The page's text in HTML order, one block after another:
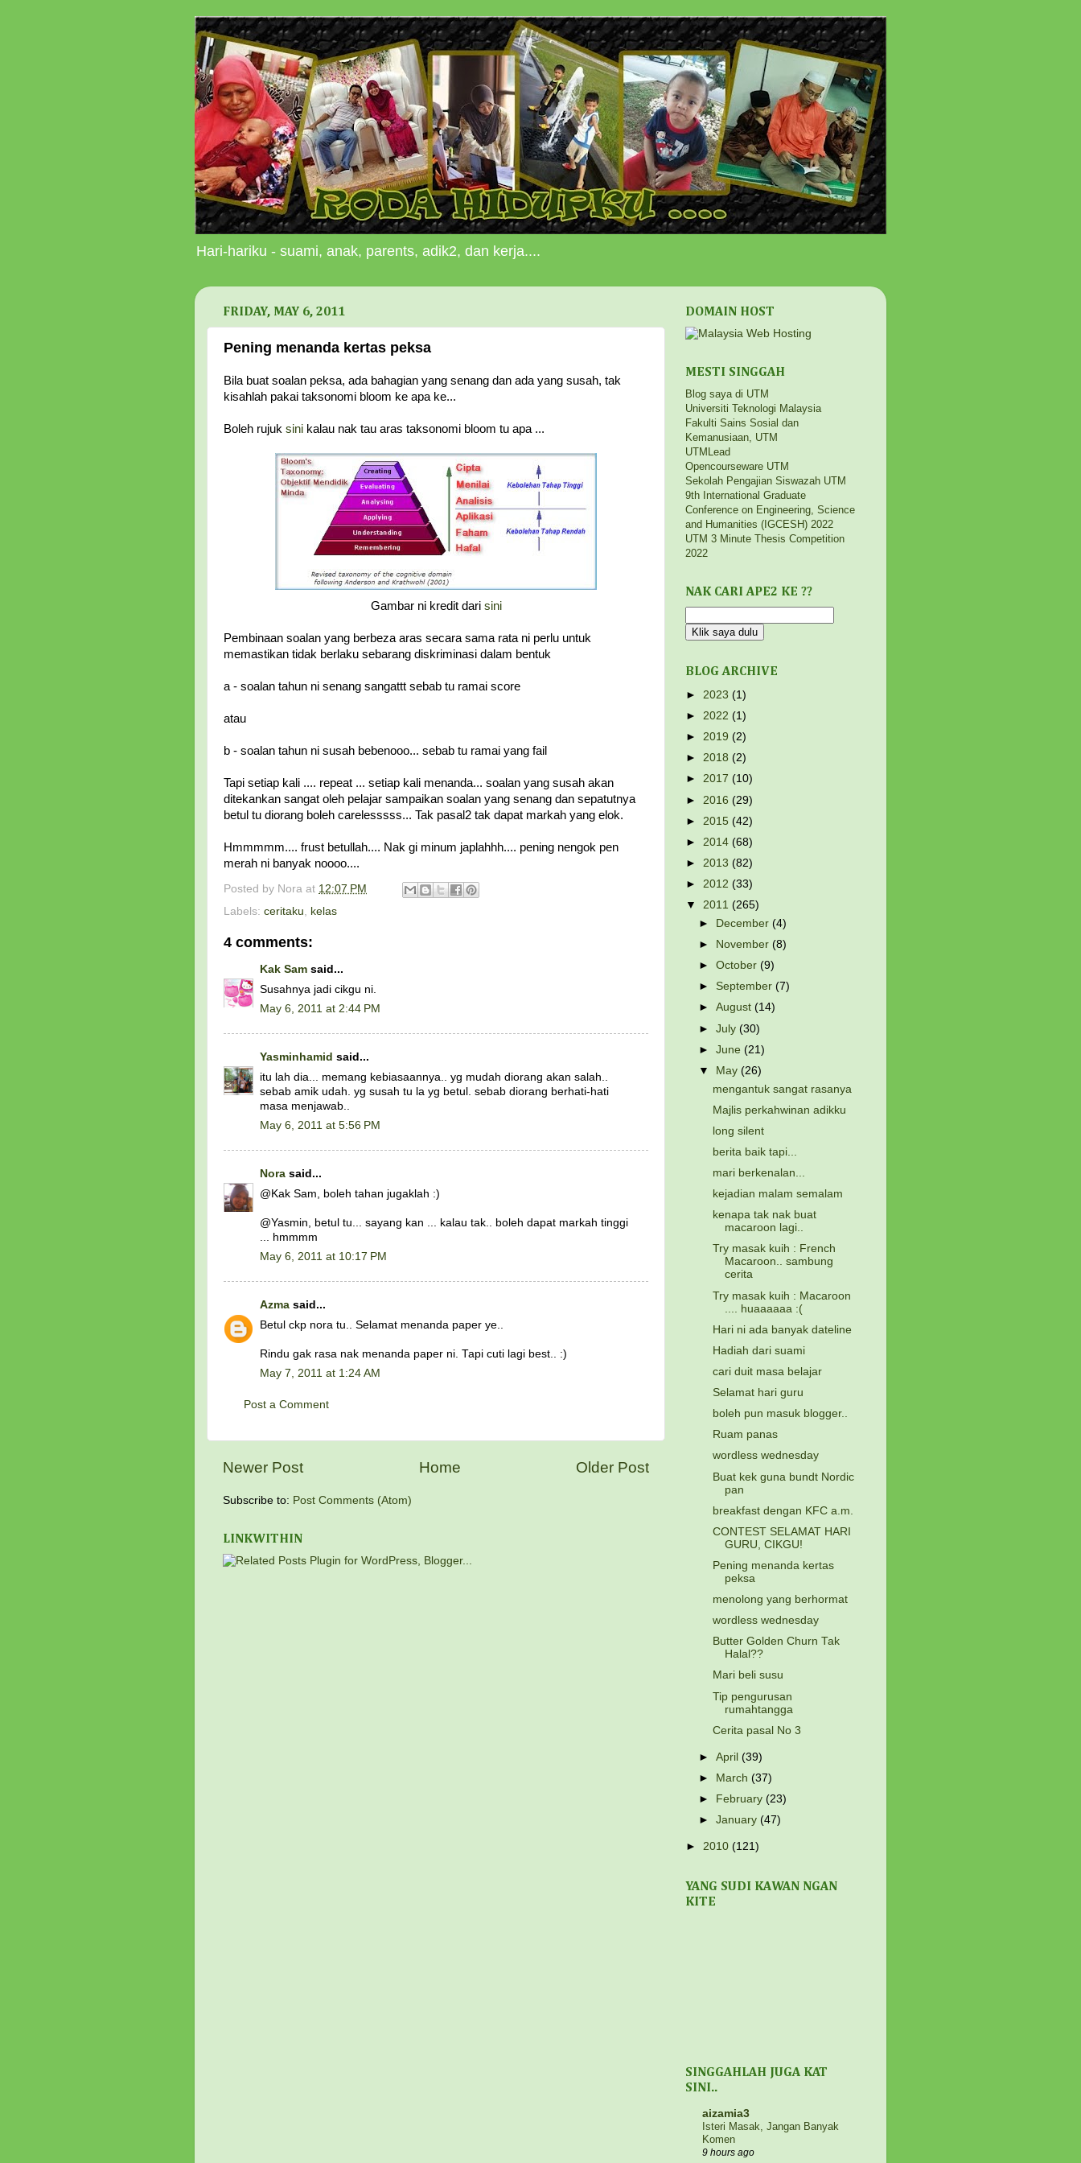
Hari-hariku - suami, anak, parents, adik2, dan kerja....
FRIDAY, MAY 6, 2011
Pening menanda kertas peksa
Bila buat soalan peksa, ada bahagian yang senang dan ada yang susah, tak
kisahlah pakai taksonomi bloom ke apa ke...
Boleh rujuk sini kalau nak tau aras taksonomi bloom tu apa ...
Gambar ni kredit dari sini
Pembinaan soalan yang berbeza aras secara sama rata ni perlu untuk
memastikan tidak berlaku sebarang diskriminasi dalam bentuk
a - soalan tahun ni senang sangattt sebab tu ramai score
atau
b - soalan tahun ni susah bebenooo... sebab tu ramai yang fail
Tapi setiap kali .... repeat ... setiap kali menanda... soalan yang susah akan
ditekankan sangat oleh pelajar sampaikan soalan yang senang dan sepatutnya
betul tu diorang boleh carelesssss... Tak pasal2 tak dapat markah yang elok.
Hmmmmm.... frust betullah.... Nak gi minum japlahhh.... pening nengok pen
merah ni banyak noooo....
Posted by Nora at 12:07 PM
Labels: ceritaku, kelas
4 comments:
Kak Sam said...
Susahnya jadi cikgu ni.
May 6, 2011 at 2:44 PM
Yasminhamid said...
itu lah dia... memang kebiasaannya.. yg mudah diorang akan salah..
sebab amik udah. yg susah tu la yg betul. sebab diorang berhati-hati
masa menjawab..
May 6, 2011 at 5:56 PM
Nora said...
@Kak Sam, boleh tahan jugaklah :)
@Yasmin, betul tu... sayang kan ... kalau tak.. boleh dapat markah tinggi
... hmmmm
May 6, 2011 at 10:17 PM
Azma said...
Betul ckp nora tu.. Selamat menanda paper ye..
Rindu gak rasa nak menanda paper ni. Tapi cuti lagi best.. :)
May 7, 2011 at 1:24 AM
Post a Comment
Newer Post Older Post
Home
Subscribe to: Post Comments (Atom)
LINKWITHIN
DOMAIN HOST
MESTI SINGGAH
Blog saya di UTM
Universiti Teknologi Malaysia
Fakulti Sains Sosial dan
Kemanusiaan, UTM
UTMLead
Opencourseware UTM
Sekolah Pengajian Siswazah UTM
9th International Graduate
Conference on Engineering, Science
and Humanities (IGCESH) 2022
UTM 3 Minute Thesis Competition
2022
NAK CARI APE2 KE ??
BLOG ARCHIVE
► 2023 (1)
► 2022 (1)
► 2019 (2)
► 2018 (2)
► 2017 (10)
► 2016 (29)
► 2015 (42)
► 2014 (68)
► 2013 (82)
► 2012 (33)
▼ 2011 (265)
►
December(4)
►
November(8)
►October(9)
► September(7)
►August(14)
►July(30)
►June(21)
▼
May(26)
mengantuk sangat rasanya
Majlis perkahwinan adikku
long silent
berita baik tapi...
mari berkenalan...
kejadian malam semalam
kenapa tak nak buat
macaroon lagi..
Try masak kuih : French
Macaroon.. sambung
cerita
Try masak kuih : Macaroon
.... huaaaaaa :(
Hari ni ada banyak dateline
Hadiah dari suami
cari duit masa belajar
Selamat hari guru
boleh pun masuk blogger..
Ruam panas
wordless wednesday
Buat kek guna bundt Nordic
pan
breakfast dengan KFC a.m.
CONTEST SELAMAT HARI
GURU, CIKGU!
Pening menanda kertas
peksa
menolong yang berhormat
wordless wednesday
Butter Golden Churn Tak
Halal??
Mari beli susu
Tip pengurusan
rumahtangga
Cerita pasal No 3
►April(39)
► March(37)
►
February(23)
►January(47)
► 2010 (121)
YANG SUDI KAWAN NGAN
KITE
SINGGAHLAH JUGA KAT
SINI..
aizamia3
Isteri Masak, Jangan Banyak
Komen
9 hours ago